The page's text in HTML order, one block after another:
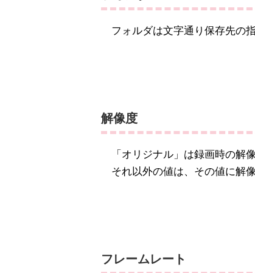
フォルダは文字通り保存先の
解像度
「オリジナル」は録画時の解
それ以外の値は、その値に解
フレームレート